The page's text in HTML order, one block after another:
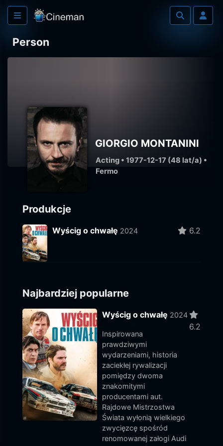
Person
GIORGIO MONTANINI
Acting • 1977-12-17 (48 lat/a) •
Fermo
Produkcje
Wyścig o chwałę 2024 6.2
Najbardziej popularne
Wyścig o chwałę 2024
Inspirowana
prawdziwymi
wydarzeniami, historia
zaciekłej rywalizacji
pomiędzy dwoma
znakomitymi
producentami aut.
Rajdowe Mistrzostwa
Świata wyłonią wielkiego
zwycięzcę spośród
renomowanej załogi Audi
6.2